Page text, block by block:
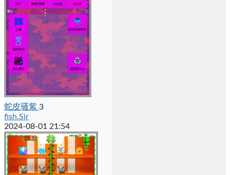
蛇皮骚紫 3
fish.Sir
2024-08-01 21:54